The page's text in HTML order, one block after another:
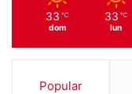
33 ℃
dom
33 ℃
lun
Popular